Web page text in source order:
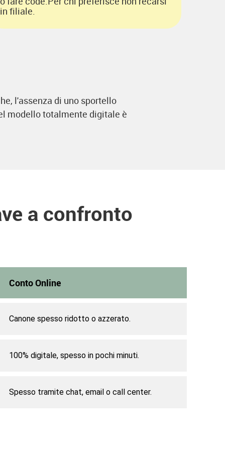
in filiale.
l'assenza di uno sportello
modello totalmente digitale è
a confronto
Conto Online
Canone spesso ridotto o azzerato.
100% digitale, spesso in pochi minuti.
Spesso tramite chat, email o call center.